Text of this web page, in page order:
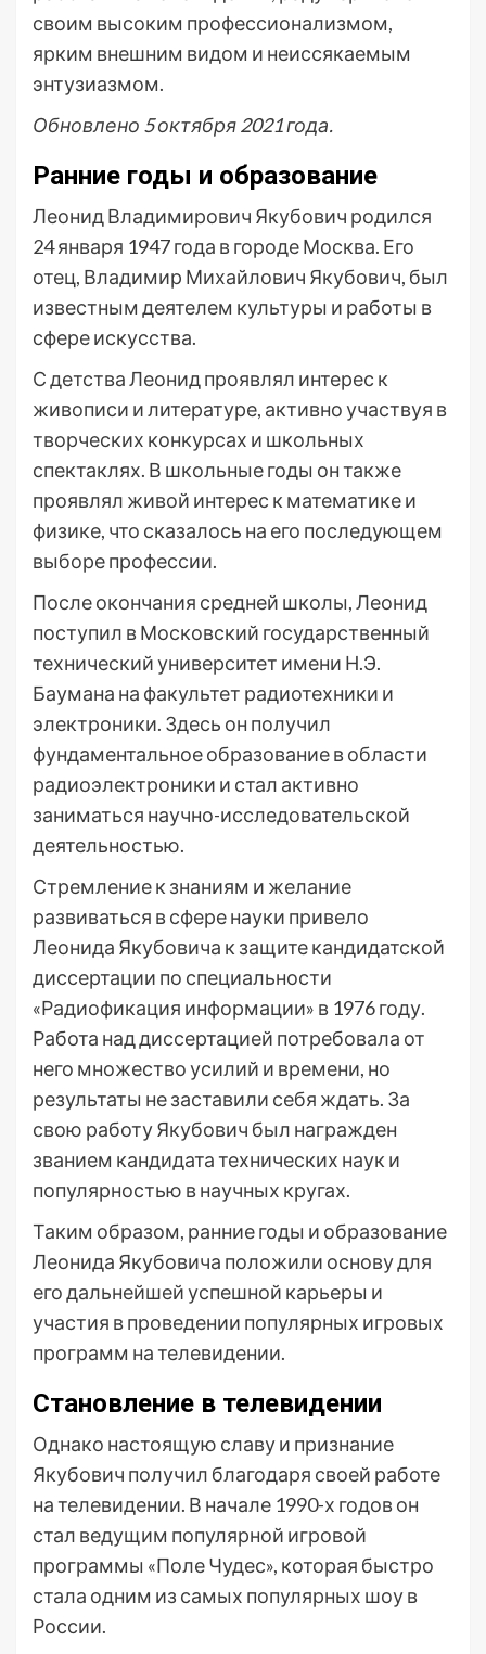
своим высоким профессионализмом,
ярким внешним видом и неиссякаемым
энтузиазмом.
Обновлено 5 октября 2021 года.
Ранние годы и образование
Леонид Владимирович Якубович родился
24 января 1947 года в городе Москва. Его
отец, Владимир Михайлович Якубович, был
известным деятелем культуры и работы в
сфере искусства.
С детства Леонид проявлял интерес к
живописи и литературе, активно участвуя в
творческих конкурсах и школьных
спектаклях. В школьные годы он также
проявлял живой интерес к математике и
физике, что сказалось на его последующем
выборе профессии.
После окончания средней школы, Леонид
поступил в Московский государственный
технический университет имени Н.Э.
Баумана на факультет радиотехники и
электроники. Здесь он получил
фундаментальное образование в области
радиоэлектроники и стал активно
заниматься научно-исследовательской
деятельностью.
Стремление к знаниям и желание
развиваться в сфере науки привело
Леонида Якубовича к защите кандидатской
диссертации по специальности
«Радиофикация информации» в 1976 году.
Работа над диссертацией потребовала от
него множество усилий и времени, но
результаты не заставили себя ждать. За
свою работу Якубович был награжден
званием кандидата технических наук и
популярностью в научных кругах.
Таким образом, ранние годы и образование
Леонида Якубовича положили основу для
его дальнейшей успешной карьеры и
участия в проведении популярных игровых
программ на телевидении.
Становление в телевидении
Однако настоящую славу и признание
Якубович получил благодаря своей работе
на телевидении. В начале 1990-х годов он
стал ведущим популярной игровой
программы «Поле Чудес», которая быстро
стала одним из самых популярных шоу в
России.